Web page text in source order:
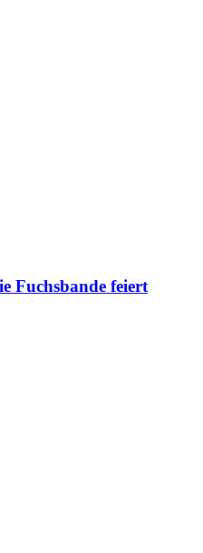
Fuchsbande feiert